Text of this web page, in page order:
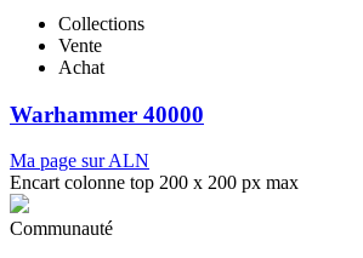
Collections
Vente
Achat
Warhammer 40000
Ma page sur ALN
Encart colonne top 200 x 200 px max
Communauté